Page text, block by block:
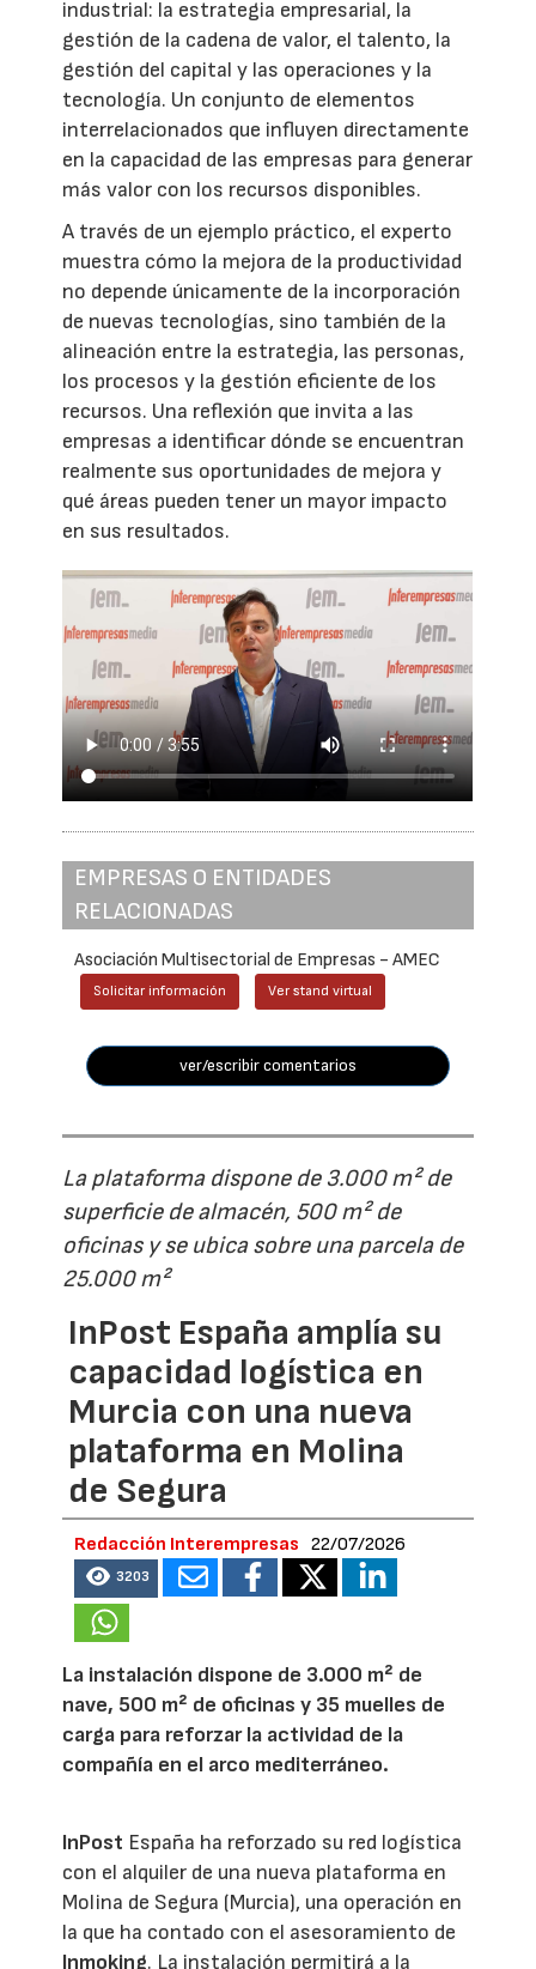
industrial: la estrategia empresarial, la
gestión de la cadena de valor, el talento, la
gestión del capital y las operaciones y la
tecnología. Un conjunto de elementos
interrelacionados que influyen directamente
en la capacidad de las empresas para generar
más valor con los recursos disponibles.
A través de un ejemplo práctico, el experto
muestra cómo la mejora de la productividad
no depende únicamente de la incorporación
de nuevas tecnologías, sino también de la
alineación entre la estrategia, las personas,
los procesos y la gestión eficiente de los
recursos. Una reflexión que invita a las
empresas a identificar dónde se encuentran
realmente sus oportunidades de mejora y
qué áreas pueden tener un mayor impacto
en sus resultados.
EMPRESAS O ENTIDADES
RELACIONADAS
Asociación Multisectorial de Empresas - AMEC
Solicitar información Ver stand virtual
ver/escribir comentarios
La plataforma dispone de 3.000 m² de
superficie de almacén, 500 m² de
oficinas y se ubica sobre una parcela de
25.000 m²
InPost España amplía su
capacidad logística en
Murcia con una nueva
plataforma en Molina
de Segura
Redacción Interempresas 22/07/2026
3203
La instalación dispone de 3.000 m² de
nave, 500 m² de oficinas y 35 muelles de
carga para reforzar la actividad de la
compañía en el arco mediterráneo.
InPost España ha reforzado su red logística
con el alquiler de una nueva plataforma en
Molina de Segura (Murcia), una operación en
la que ha contado con el asesoramiento de
Inmoking. La instalación permitirá a la